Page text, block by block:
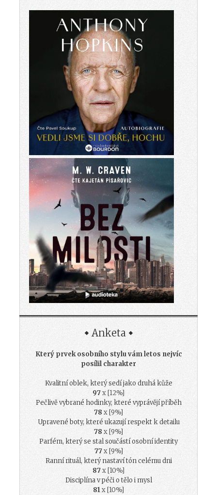
Anketa
Který prvek osobního stylu vám letos nejvíc
posílil charakter
Kvalitní oblek, který sedí jako druhá kůže
97x [12%]
Pečlivě vybrané hodinky, které vyprávějí příběh
78 x [9%]
Upravené boty, které ukazují respekt k detailu
78 x [9%]
Parfém, který se stal součástí osobní identity
77x [9%]
Ranní rituál, který nastaví tón celému dni
87x [10%]
Disciplína v péči o tělo i mysl
81x [10%]